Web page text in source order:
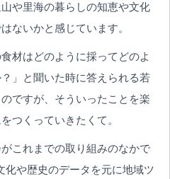
や里海の暮らしの知恵や文化
ないかと感じています。
材はどのように採ってどのよ
」と聞いた時に答えられる若
ですが、そういったことを楽
つくっていきたくて。
これまでの取り組みのなかで
化や歴史のデータを元に地域ツ